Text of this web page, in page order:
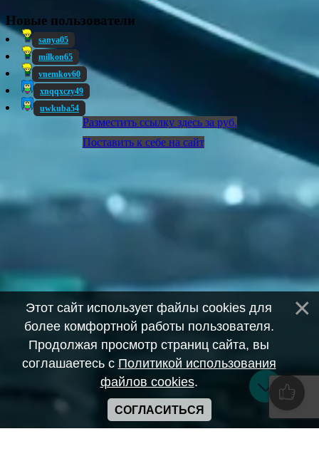
Новые пользователи
sanya05
milkon65
vnemkov60
xnqqxczy49
uwkuba54
Разместить ссылку здесь за руб.
Поставить к себе на сайт
Этот сайт использует файлы cookies для
более комфортной работы пользователя.
Продолжая просмотр страниц сайта, вы
соглашаетесь с Политикой использования
файлов cookies.
СОГЛАСИТЬСЯ